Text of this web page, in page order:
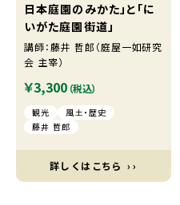
日本庭園のみかた」と「に
いがた庭園街道」
講師：藤井 哲郎（庭屋一如研究
会 主宰）
￥3,300 （税込）
観光
風土・歴史
藤井 哲郎
詳しくはこちら ››